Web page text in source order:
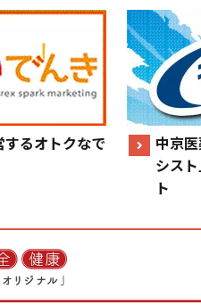
するオトクなで
中京
シス
ト